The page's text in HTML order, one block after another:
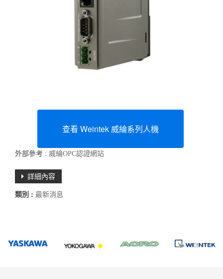
查看 Weintek 威綸系列人機
外部參考 : 威綸OPC認證網站
詳細內容
類別 : 最新消息